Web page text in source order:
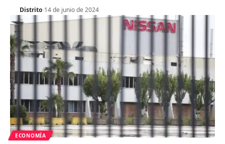
Distrito 14 de junio de 2024
ECONOMÍA